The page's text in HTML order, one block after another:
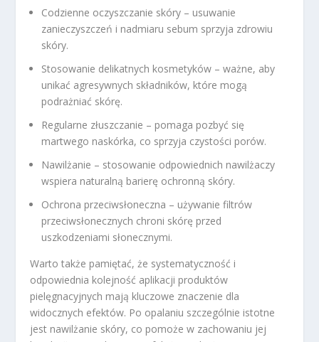
Codzienne oczyszczanie skóry – usuwanie
zanieczyszczeń i nadmiaru sebum sprzyja zdrowiu
skóry.
Stosowanie delikatnych kosmetyków – ważne, aby
unikać agresywnych składników, które mogą
podrażniać skórę.
Regularne złuszczanie – pomaga pozbyć się
martwego naskórka, co sprzyja czystości porów.
Nawilżanie – stosowanie odpowiednich nawilżaczy
wspiera naturalną barierę ochronną skóry.
Ochrona przeciwsłoneczna – używanie filtrów
przeciwsłonecznych chroni skórę przed
uszkodzeniami słonecznymi.
Warto także pamiętać, że systematyczność i
odpowiednia kolejność aplikacji produktów
pielęgnacyjnych mają kluczowe znaczenie dla
widocznych efektów. Po opalaniu szczególnie istotne
jest nawilżanie skóry, co pomoże w zachowaniu jej